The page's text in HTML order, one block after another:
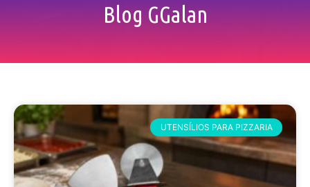
Blog GGalan
UTENSÍLIOS PARA PIZZARIA